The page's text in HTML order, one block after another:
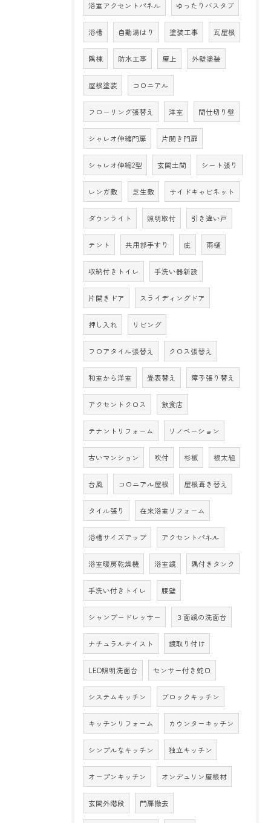
浴室アクセントパネル ゆったりバスタブ
浴槽 自動湯はり 塗装工事 瓦屋根
隅棟 防水工事 屋上 外壁塗装
屋根塗装 コロニアル
フローリング張替え 洋室 間仕切り壁
シャレオ伸縮門扉 片開き門扉
シャレオ伸縮2型 玄関土間 シート張り
レンガ敷 芝生敷 サイドキャビネット
ダウンライト 照明取付 引き違い戸
テント 共用部手すり 庇 雨樋
収納付きトイレ 手洗い器新設
片開きドア スライディングドア
押し入れ リビング
フロアタイル張替え クロス張替え
和室から洋室 畳表替え 障子張り替え
アクセントクロス 飲食店
テナントリフォーム リノベーション
古いマンション 吹付 杉板 根太組
台風 コロニアル屋根 屋根葺き替え
タイル張り 在来浴室リフォーム
浴槽サイズアップ アクセントパネル
浴室暖房乾燥機 浴室鏡 隅付きタンク
手洗い付きトイレ 腰壁
シャンプードレッサー ３面鏡の洗面台
ナチュラルテイスト 鏡取り付け
LED照明洗面台 センサー付き蛇口
システムキッチン ブロックキッチン
キッチンリフォーム カウンターキッチン
シンプルなキッチン 独立キッチン
オープンキッチン オンデュリン屋根材
玄関外階段 門扉撤去